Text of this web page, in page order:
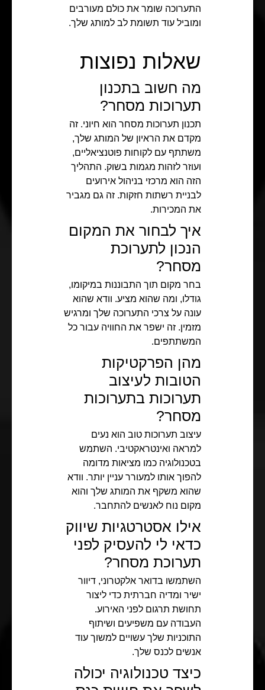
התערוכה שומר את כולם מעורבים
ומוביל עוד תשומת לב למותג שלך.
שאלות נפוצות
מה חשוב בתכנון
תערוכות מסחר?
תכנון תערוכות מסחר הוא חיוני. זה
מקדם את הראיון של המותג שלך,
משתתף עם לקוחות פוטנציאליים,
ועוזר לזהות מגמות בשוק. התהליך
הזה הוא מרכזי בניהול אירועים
לבניית רשתות חזקות. זה גם מגביר
את המכירות.
איך לבחור את המקום
הנכון לתערוכת
מסחר?
בחר מקום תוך התבוננות במיקומו,
גודלו, ומה שהוא מציע. וודא שהוא
עונה על צרכי התערוכה שלך ומרגיש
מזמין. זה ישפר את החוויה עבור כל
המשתתפים.
מהן הפרקטיקות
הטובות לעיצוב
תערוכות בתערוכות
מסחר?
עיצוב תערוכות טוב הוא נעים
למראה ואינטראקטיבי. השתמש
בטכנולוגיה כמו מציאות מדומה
להפוך אותו למעורר עניין יותר. וודא
שהוא משקף את המותג שלך והוא
מקום נוח לאנשים להתחבר.
אילו אסטרטגיות שיווק
כדאי לי להעסיק לפני
תערוכת מסחר?
השתמשו בדואר אלקטרוני, דיוור
ישיר ומדיה חברתית כדי ליצור
תחושת תרגום לפני האירוע.
העבודה עם משפיעים ושיתוף
התוכניות שלך עשויים למשוך עוד
אנשים לכנס שלך.
כיצד טכנולוגיה יכולה